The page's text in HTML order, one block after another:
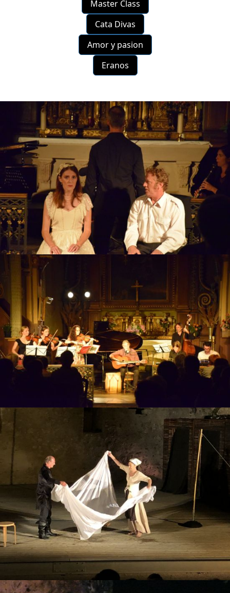
Master Class
Cata Divas
Amor y pasion
Eranos